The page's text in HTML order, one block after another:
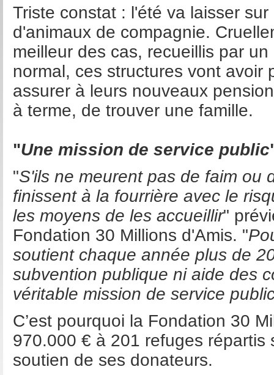
Triste constat : l'été va laisser
d'animaux de compagnie.
meilleur des cas, recueillis par
normal, ces structures vont avoir
assurer à leurs nouveaux
à terme, de trouver une famille.
"Une mission de service public
"S'ils ne meurent pas de faim ou
finissent à la fourrière avec le
les moyens de les accueillir"
Fondation 30 Millions d'Amis. "
soutient chaque année plus de
subvention publique ni aide des
véritable mission de service
C’est pourquoi la Fondation 30
970.000 € à 201 refuges
soutien de ses donateurs.